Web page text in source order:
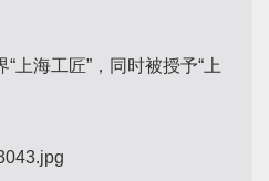
上海工匠”，同时被授予“上